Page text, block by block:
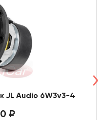
JL Audio 6W3v3-4
₽